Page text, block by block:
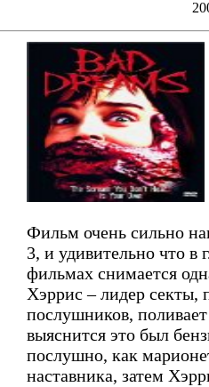
Фильм очень сильно
3, и удивительно что в
фильмах снимается
Хэррис – лидер секты,
послушников,
выяснится это был
послушно, как
наставника, затем